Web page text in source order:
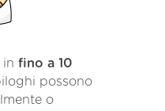
in fino a 10
possono
o